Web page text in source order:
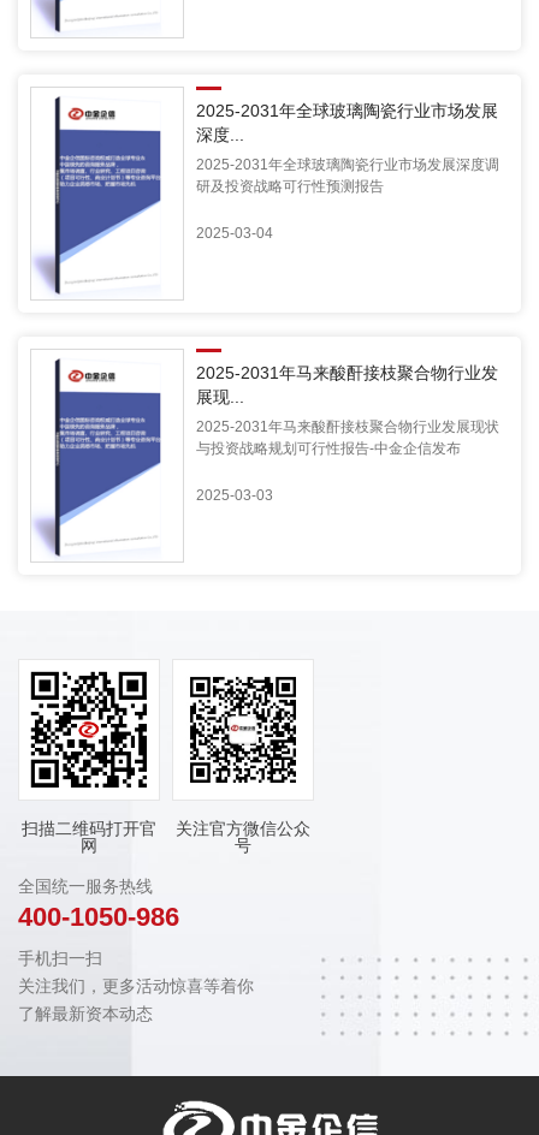
2025-2031年全球玻璃陶瓷行业市场发展
深度...
2025-2031年全球玻璃陶瓷行业市场发展深度调
研及投资战略可行性预测报告
2025-03-04
2025-2031年马来酸酐接枝聚合物行业发
展现...
2025-2031年马来酸酐接枝聚合物行业发展现状
与投资战略规划可行性报告-中金企信发布
2025-03-03
扫描二维码打开官
网
关注官方微信公众
号
全国统一服务热线
400-1050-986
手机扫一扫
关注我们，更多活动惊喜等着你
了解最新资本动态